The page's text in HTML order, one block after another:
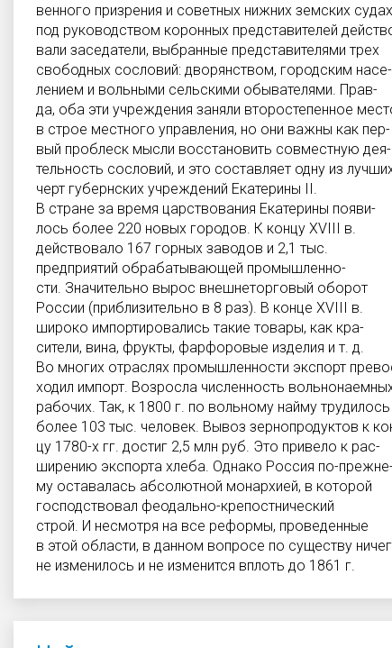
венного призрения и советных нижних земских судах
под руководством коронных представителей
вали заседатели, выбранные представителями трех
свободных сословий: дворянством, городским насе-
лением и вольными сельскими обывателями. Прав-
да, оба эти учреждения заняли второстепенное
в строе местного управления, но они важны как пер-
вый проблеск мысли восстановить совместную дея-
тельность сословий, и это составляет одну из
черт губернских учреждений Екатерины II.
В стране за время царствования Екатерины появи-
лось более 220 новых городов. К концу XVIII в.
действовало 167 горных заводов и 2,1 тыс.
предприятий обрабатывающей промышленно-
сти. Значительно вырос внешнеторговый оборот
России (приблизительно в 8 раз). В конце XVIII в.
широко импортировались такие товары, как кра-
сители, вина, фрукты, фарфоровые изделия и т. д.
Во многих отраслях промышленности экспорт
ходил импорт. Возросла численность
рабочих. Так, к 1800 г. по вольному найму трудилось
более 103 тыс. человек. Вывоз зернопродуктов к
цу 1780-х гг. достиг 2,5 млн руб. Это привело к рас-
ширению экспорта хлеба. Однако Россия по-
му оставалась абсолютной монархией, в которой
господствовал феодально-крепостнический
строй. И несмотря на все реформы, проведенные
в этой области, в данном вопросе по существу
не изменилось и не изменится вплоть до 1861 г.